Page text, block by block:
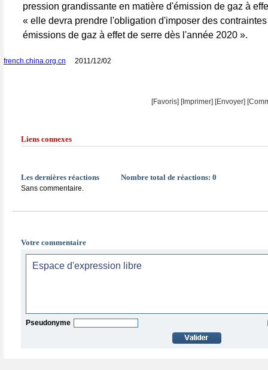
pression grandissante en matière d'émission de gaz à
« elle devra prendre l'obligation d'imposer des
émissions de gaz à effet de serre dès l'année 2020 ».
french.china.org.cn 2011/12/02
[Favoris] [Imprimer] [Envoyer]
Liens connexes
Les dernières réactions Nombre total de réactions: 0
Sans commentaire.
Votre commentaire
Pseudonyme